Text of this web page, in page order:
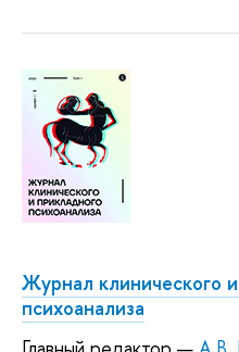
Журнал клинического
психоанализа